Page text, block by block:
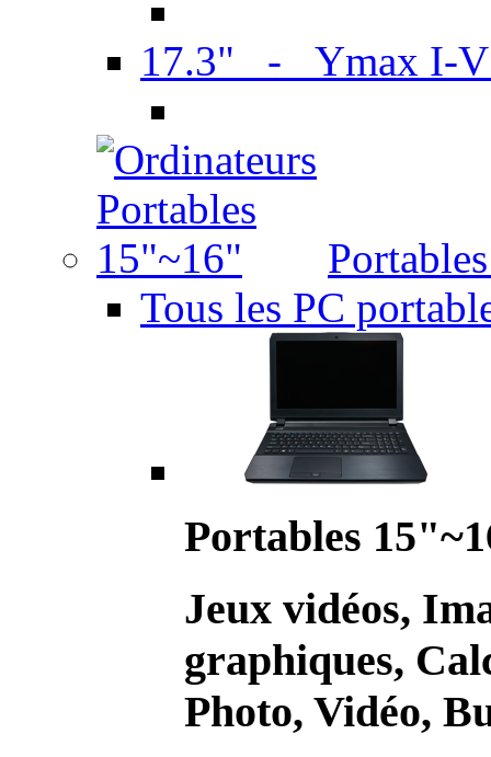
17.3" - Ymax I-
Tous les PC
Portables
Jeux vidéos,
graphiques,
Photo, Vidéo,